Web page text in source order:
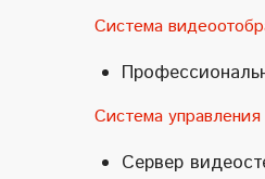
Система
Система управления
Сервер